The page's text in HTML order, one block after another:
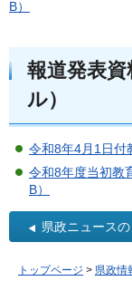
B）
報道発表
ル）
令和8年4月1日付
令和8年度当初教
B）
県政ニュース
トップページ > 県政情